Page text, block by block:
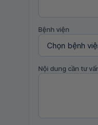
Bệnh viện
Nội dung cần tư